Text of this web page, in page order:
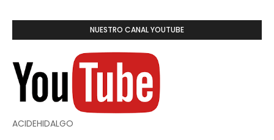
NUESTRO CANAL YOUTUBE
ACIDEHIDALGO